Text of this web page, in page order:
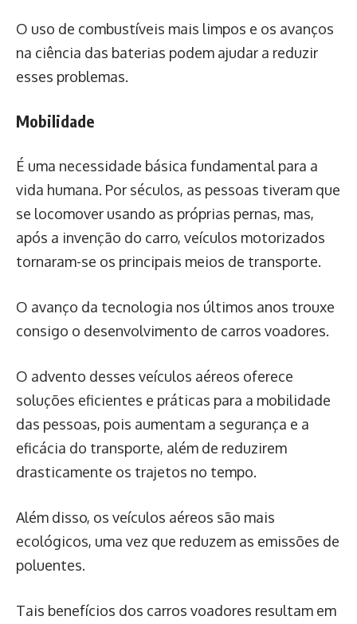
O uso de combustíveis mais limpos e os avanços
na ciência das baterias podem ajudar a reduzir
esses problemas.
Mobilidade
É uma necessidade básica fundamental para a
vida humana. Por séculos, as pessoas tiveram que
se locomover usando as próprias pernas, mas,
após a invenção do carro, veículos motorizados
tornaram-se os principais meios de transporte.
O avanço da tecnologia nos últimos anos trouxe
consigo o desenvolvimento de carros voadores.
O advento desses veículos aéreos oferece
soluções eficientes e práticas para a mobilidade
das pessoas, pois aumentam a segurança e a
eficácia do transporte, além de reduzirem
drasticamente os trajetos no tempo.
Além disso, os veículos aéreos são mais
ecológicos, uma vez que reduzem as emissões de
poluentes.
Tais benefícios dos carros voadores resultam em